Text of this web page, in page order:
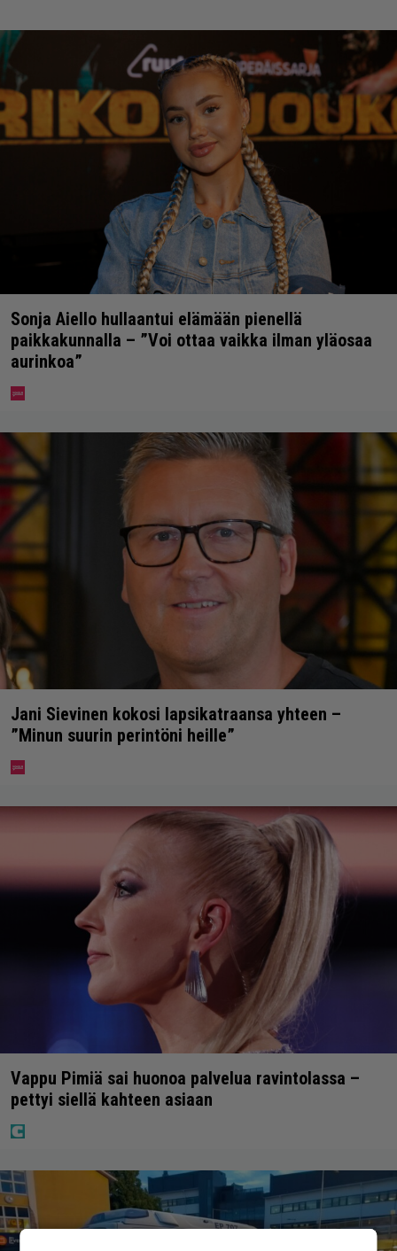
Sonja Aiello hullaantui elämään pienellä
paikkakunnalla – ”Voi ottaa vaikka ilman yläosaa
aurinkoa”
Jani Sievinen kokosi lapsikatraansa yhteen –
”Minun suurin perintöni heille”
Vappu Pimiä sai huonoa palvelua ravintolassa –
pettyi siellä kahteen asiaan